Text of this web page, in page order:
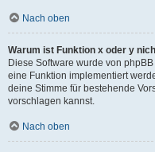
Nach oben
Warum ist Funktion x oder y
Diese Software wurde von
eine Funktion implementiert
deine Stimme für bestehende
vorschlagen kannst.
Nach oben